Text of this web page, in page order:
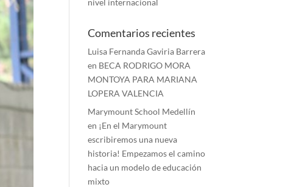
nivel internacional
Comentarios recientes
Luisa Fernanda Gaviria Barrera
en BECA RODRIGO MORA
MONTOYA PARA MARIANA
LOPERA VALENCIA
Marymount School Medellín
en ¡En el Marymount
escribiremos una nueva
historia! Empezamos el camino
hacia un modelo de educación
mixto